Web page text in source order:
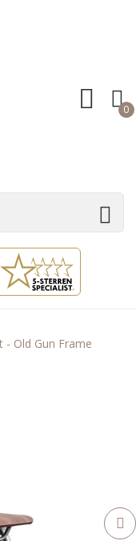
0
- Old Gun Frame